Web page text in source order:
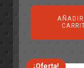
era: